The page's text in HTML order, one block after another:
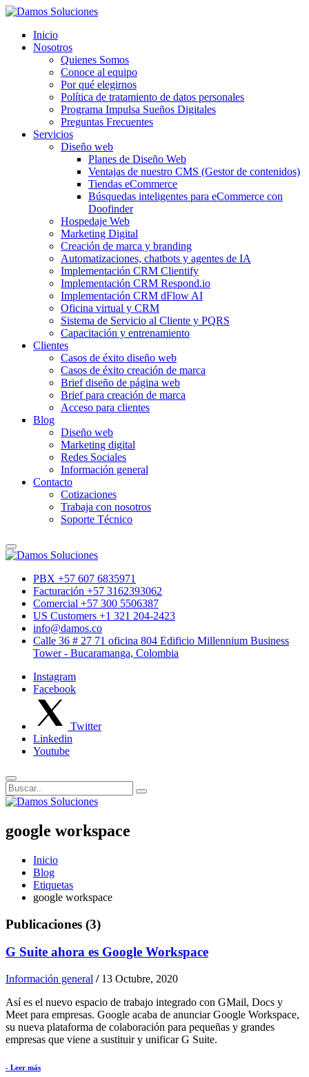
Inicio
Nosotros
Quienes Somos
Conoce al equipo
Por qué elegirnos
Política de tratamiento de datos personales
Programa Impulsa Sueños Digitales
Preguntas Frecuentes
Servicios
Diseño web
Planes de Diseño Web
Ventajas de nuestro CMS (Gestor de contenidos)
Tiendas eCommerce
Búsquedas inteligentes para eCommerce con
Doofinder
Hospedaje Web
Marketing Digital
Creación de marca y branding
Automatizaciones, chatbots y agentes de IA
Implementación CRM Clientify
Implementación CRM Respond.io
Implementación CRM dFlow AI
Oficina virtual y CRM
Sistema de Servicio al Cliente y PQRS
Capacitación y entrenamiento
Clientes
Casos de éxito diseño web
Casos de éxito creación de marca
Brief diseño de página web
Brief para creación de marca
Acceso para clientes
Blog
Diseño web
Marketing digital
Redes Sociales
Información general
Contacto
Cotizaciones
Trabaja con nosotros
Soporte Técnico
PBX +57 607 6835971
Facturación +57 3162393062
Comercial +57 300 5506387
US Customers +1 321 204-2423
info@damos.co
Calle 36 # 27 71 oficina 804 Edificio Millennium Business
Tower - Bucaramanga, Colombia
Instagram
Facebook
Twitter
Linkedin
Youtube
google workspace
Inicio
Blog
Etiquetas
google workspace
Publicaciones (3)
G Suite ahora es Google Workspace
Información general / 13 Octubre, 2020
Así es el nuevo espacio de trabajo integrado con GMail, Docs y
Meet para empresas. Google acaba de anunciar Google Workspace,
su nueva plataforma de colaboración para pequeñas y grandes
empresas que viene a sustituir y unificar G Suite.
- Leer más